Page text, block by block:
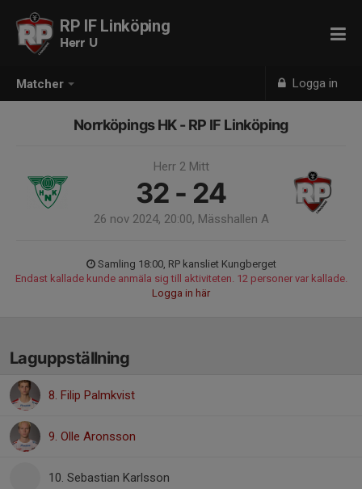
Matcher Logga in
RP IF Linköping
Herr U
Norrköpings HK - RP IF Linköping
Herr 2 Mitt
32 - 24
26 nov 2024, 20:00, Mässhallen A
Samling 18:00, RP kansliet Kungberget
Endast kallade kunde anmäla sig till aktiviteten. 12 personer var kallade.
Logga in här
Laguppställning
8. Filip Palmkvist
9. Olle Aronsson
10. Sebastian Karlsson